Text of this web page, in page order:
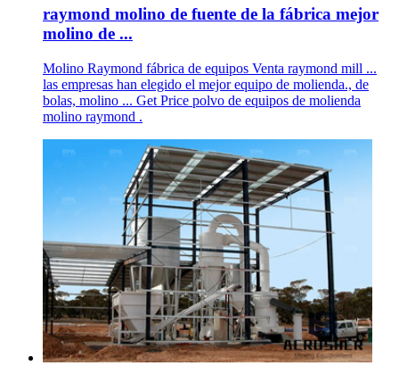
raymond molino de fuente de la fábrica mejor
molino de ...
Molino Raymond fábrica de equipos Venta raymond mill ...
las empresas han elegido el mejor equipo de molienda., de
bolas, molino ... Get Price polvo de equipos de molienda
molino raymond .